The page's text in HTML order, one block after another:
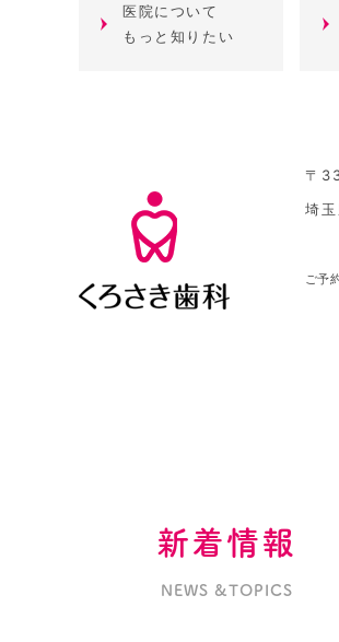
医院について
もっと知りたい
〒
埼
ご予
新着情報
NEWS &TOPICS